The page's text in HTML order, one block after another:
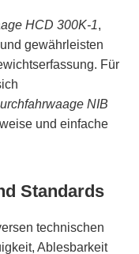
HCD 300K-1,
gewährleisten
Für
NIB
und einfache
Standards
technischen
Ablesbarkeit